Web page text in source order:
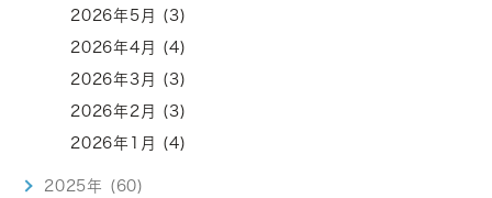
2026年5月 (3)
2026年4月 (4)
2026年3月 (3)
2026年2月 (3)
2026年1月 (4)
2025年 (60)